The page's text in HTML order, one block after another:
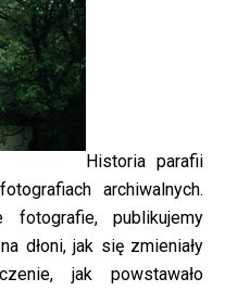
Historia parafii
archiwalnych.
publikujemy
dłoni, jak się zmieniały
jak powstawało